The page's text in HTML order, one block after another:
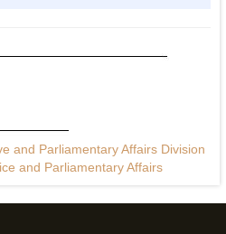
and Parliamentary Affairs Division
and Parliamentary Affairs